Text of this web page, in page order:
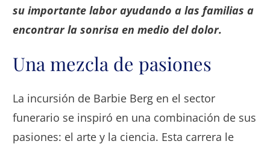
su importante labor ayudando a las familias a
encontrar la sonrisa en medio del dolor.
Una mezcla de pasiones
La incursión de Barbie Berg en el sector
funerario se inspiró en una combinación de sus
pasiones: el arte y la ciencia. Esta carrera le